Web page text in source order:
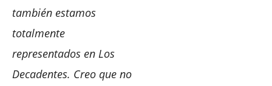
también estamos
totalmente
representados en Los
Decadentes. Creo que no